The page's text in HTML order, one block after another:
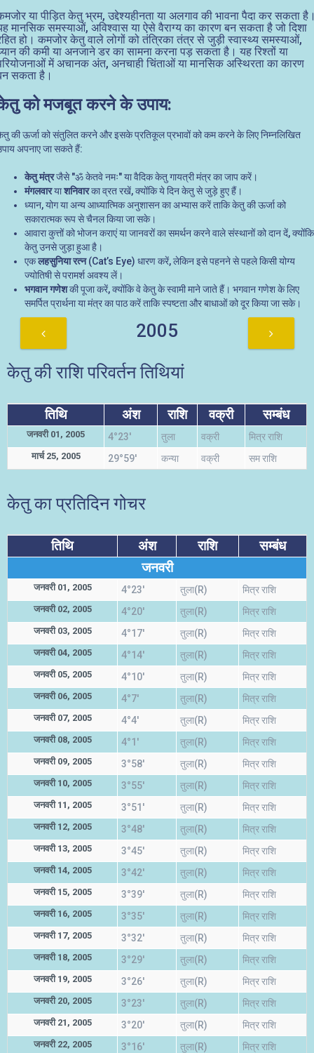
या पीड़ित केतु भ्रम, उद्देश्यहीनता या अलगाव की भावना पैदा कर सकता
मानसिक समस्याओं, अविश्वास या ऐसे वैराग्य का कारण बन सकता है जो दिशा
हो। कमजोर केतु वाले लोगों को तंत्रिका तंत्र से जुड़ी स्वास्थ्य समस्याओं,
की कमी या अनजाने डर का सामना करना पड़ सकता है। यह रिश्तों या
में अचानक अंत, अनचाही चिंताओं या मानसिक अस्थिरता का कारण
सकता है।
को मजबूत करने के उपाय:
की ऊर्जा को संतुलित करने और इसके प्रतिकूल प्रभावों को कम करने के लिए निम्नलिखित
अपनाए जा सकते हैं:
केतु मंत्रजैसे "ॐ केतवे नमः" या वैदिक केतु गायत्री मंत्र का जाप करें।
मंगलवारयाशनिवारका व्रत रखें, क्योंकि ये दिन केतु से जुड़े हुए हैं।
ध्यान, योग या अन्य आध्यात्मिक अनुशासन का अभ्यास करें ताकि केतु की ऊर्जा को
सकारात्मक रूप से चैनल किया जा सके।
आवारा कुत्तों को भोजन कराएं या जानवरों का समर्थन करने वाले संस्थानों को दान दें, क्योंकि
केतु उनसे जुड़ा हुआ है।
एकलहसुनिया रत्न(Cat’s Eye) धारण करें, लेकिन इसे पहनने से पहले किसी योग्य
ज्योतिषी से परामर्श अवश्य लें।
भगवान गणेशकी पूजा करें, क्योंकि वे केतु के स्वामी माने जाते हैं। भगवान गणेश के लिए
समर्पित प्रार्थना या मंत्र का पाठ करें ताकि स्पष्टता और बाधाओं को दूर किया जा सके।
2005
केतु की राशि परिवर्तन तिथियां
तिथि अंश राशि वक्री सम्बंध
जनवरी 01, 2005 4°23' तुला वक्री मित्र राशि
मार्च 25, 2005 29°59' कन्या वक्री सम राशि
केतु का प्रतिदिन गोचर
तिथि अंश राशि
सम्बंध
जनवरी
जनवरी 01, 2005 4°23' तुला(R) मित्र राशि
जनवरी 02, 2005 4°20' तुला(R) मित्र राशि
जनवरी 03, 2005 4°17' तुला(R) मित्र राशि
जनवरी 04, 2005 4°14' तुला(R) मित्र राशि
जनवरी 05, 2005 4°10' तुला(R) मित्र राशि
जनवरी 06, 2005 4°7' तुला(R) मित्र राशि
जनवरी 07, 2005 4°4' तुला(R) मित्र राशि
जनवरी 08, 2005 4°1' तुला(R) मित्र राशि
जनवरी 09, 2005 3°58' तुला(R) मित्र राशि
जनवरी 10, 2005 3°55' तुला(R) मित्र राशि
जनवरी 11, 2005 3°51' तुला(R) मित्र राशि
जनवरी 12, 2005 3°48' तुला(R) मित्र राशि
जनवरी 13, 2005 3°45' तुला(R) मित्र राशि
जनवरी 14, 2005 3°42' तुला(R) मित्र राशि
जनवरी 15, 2005 3°39' तुला(R) मित्र राशि
जनवरी 16, 2005 3°35' तुला(R) मित्र राशि
जनवरी 17, 2005 3°32' तुला(R) मित्र राशि
जनवरी 18, 2005 3°29' तुला(R) मित्र राशि
जनवरी 19, 2005 3°26' तुला(R) मित्र राशि
जनवरी 20, 2005 3°23' तुला(R) मित्र राशि
जनवरी 21, 2005 3°20' तुला(R) मित्र राशि
जनवरी 22, 2005 3°16' तुला(R) मित्र राशि